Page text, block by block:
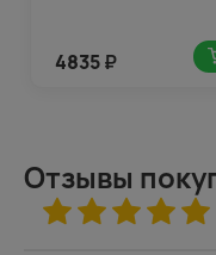
4835₽
Отзывы